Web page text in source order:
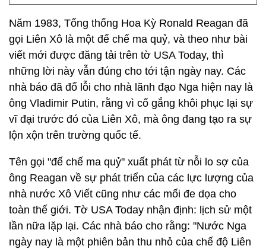
Năm 1983, Tổng thống Hoa Kỳ Ronald Reagan đã
gọi Liên Xô là một đế chế ma quỷ, và theo như bài
viết mới được đăng tải trên tờ USA Today, thì
những lời này vẫn đúng cho tới tận ngày nay. Các
nhà báo đã đổ lỗi cho nhà lãnh đạo Nga hiện nay là
ông Vladimir Putin, rằng vì cố gắng khôi phục lại sự
vĩ đại trước đó của Liên Xô, mà ông đang tạo ra sự
lộn xộn trên trường quốc tế.
Tên gọi "đế chế ma quỷ" xuất phát từ nỗi lo sợ của
ông Reagan về sự phát triển của các lực lượng của
nhà nước Xô Viết cũng như các mối đe dọa cho
toàn thế giới. Tờ USA Today nhận định: lịch sử một
lần nữa lặp lại. Các nhà báo cho rằng: "Nước Nga
ngày nay là một phiên bản thu nhỏ của chế độ Liên